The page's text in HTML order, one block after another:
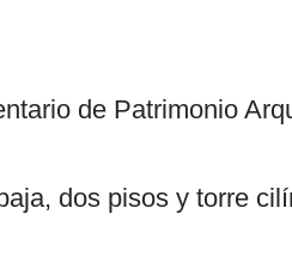
de Patrimonio
dos pisos y torre